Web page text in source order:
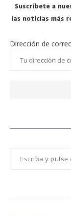
Suscríbete a
las noticias más
Dirección de